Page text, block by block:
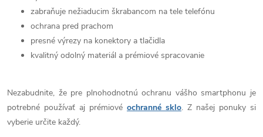
zabraňuje nežiaducim škrabancom na tele telefónu
ochrana pred prachom
presné výrezy na konektory a tlačidla
kvalitný odolný materiál a prémiové spracovanie
Nezabudnite, že pre plnohodnotnú ochranu vášho smartphonu je
potrebné používať aj prémiové ochranné sklo. Z našej ponuky si
vyberie určite každý.